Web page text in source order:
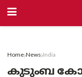
Home News India
കുടുംബ